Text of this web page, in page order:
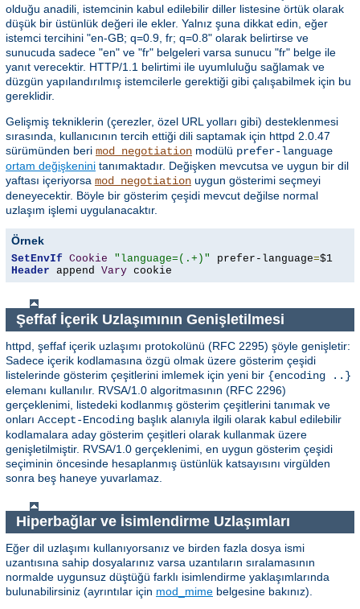
olduğu anadili, istemcinin kabul edilebilir diller listesine örtük olarak
düşük bir üstünlük değeri ile ekler. Yalnız şuna dikkat edin, eğer
istemci tercihini "en-GB; q=0.9, fr; q=0.8" olarak belirtirse ve
sunucuda sadece "en" ve "fr" belgeleri varsa sunucu "fr" belge ile
yanıt verecektir. HTTP/1.1 belirtimi ile uyumluluğu sağlamak ve
düzgün yapılandırılmış istemcilerle gerektiği gibi çalışabilmek için bu
gereklidir.
Gelişmiş tekniklerin (çerezler, özel URL yolları gibi) desteklenmesi
sırasında, kullanıcının tercih ettiği dili saptamak için httpd 2.0.47
sürümünden beri mod_negotiation modülü prefer-language
ortam değişkenini tanımaktadır. Değişken mevcutsa ve uygun bir dil
yaftası içeriyorsa mod_negotiation uygun gösterimi seçmeyi
deneyecektir. Böyle bir gösterim çeşidi mevcut değilse normal
uzlaşım işlemi uygulanacaktır.
Örnek
SetEnvIf Cookie "language=(.+)" prefer-language=
Header append Vary cookie
Şeffaf İçerik Uzlaşımının Genişletilmesi
httpd, şeffaf içerik uzlaşımı protokolünü (RFC 2295) şöyle genişletir:
Sadece içerik kodlamasına özgü olmak üzere gösterim çeşidi
listelerinde gösterim çeşitlerini imlemek için yeni bir {encoding ..}
elemanı kullanılır. RVSA/1.0 algoritmasının (RFC 2296)
gerçeklenimi, listedeki kodlanmış gösterim çeşitlerini tanımak ve
onları Accept-Encoding başlık alanıyla ilgili olarak kabul edilebilir
kodlamalara aday gösterim çeşitleri olarak kullanmak üzere
genişletilmiştir. RVSA/1.0 gerçeklenimi, en uygun gösterim çeşidi
seçiminin öncesinde hesaplanmış üstünlük katsayısını virgülden
sonra beş haneye yuvarlamaz.
Hiperbağlar ve İsimlendirme Uzlaşımları
Eğer dil uzlaşımı kullanıyorsanız ve birden fazla dosya ismi
uzantısına sahip dosyalarınız varsa uzantıların sıralamasının
normalde uygunsuz düştüğü farklı isimlendirme yaklaşımlarında
bulunabilirsiniz (ayrıntılar için mod_mime belgesine bakınız).